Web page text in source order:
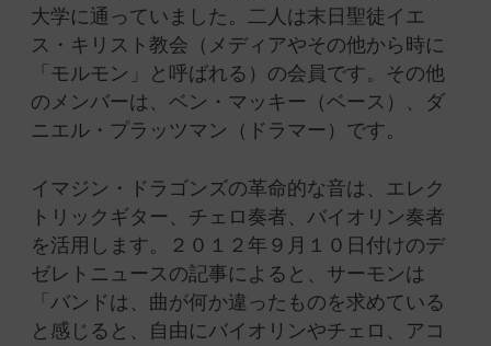
大学に通っていました。二人は末日聖徒イエ
ス・キリスト教会（メディアやその他から時に
「モルモン」と呼ばれる）の会員です。その他
のメンバーは、ベン・マッキー（ベース）、ダ
ニエル・プラッツマン（ドラマー）です。
イマジン・ドラゴンズの革命的な音は、エレク
トリックギター、チェロ奏者、バイオリン奏者
を活用します。２０１２年９月１０日付けのデ
ゼレトニュースの記事によると、サーモンは
「バンドは、曲が何か違ったものを求めている
と感じると、自由にバイオリンやチェロ、アコ